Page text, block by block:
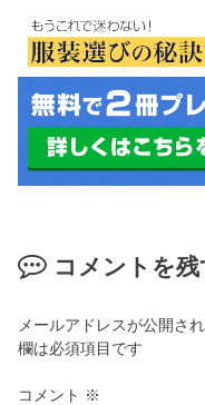
コメントを残
メールアドレスが公開さ
欄は必須項目です
コメント ※